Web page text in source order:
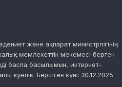
және ақпарат министрлігінің
мемлекеттік мекемесі берген
баспа басылымын, интернет-
куәлік. Берілген күні: 30.12.2025